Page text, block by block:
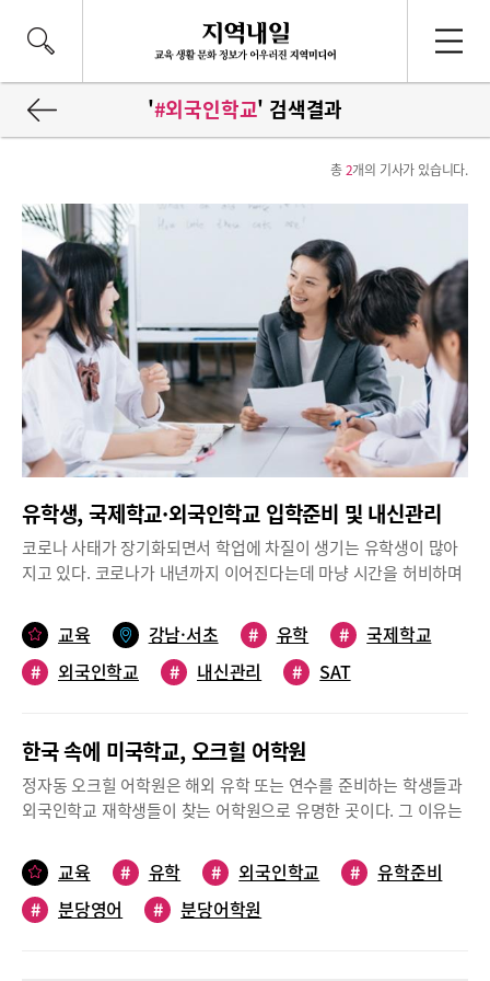
'#외국인학교' 검색결과
총2개의 기사가 있습니다.
유학생, 국제학교·외국인학교 입학준비 및 내신관리
코로나 사태가 장기화되면서 학업에 차질이 생기는 유학생이 많아
지고 있다. 코로나가 내년까지 이어진다는데 마냥 시간을 허비하며
긴장감을 유지하면서 나에게 꼭 필요한 맞춤 수업을 듣길 원하는 국
제학교 및 외국인학교 학생과 유학생을 위해 ‘아이비프렙잉글리
시’를 소개한다.SAT, SSAT, 토플 등 입학시험은 물론 국제학교·외
았다.미국대학 입학을 위한 전 과목 내신과 입학시험 준비‘아이비프
렙잉글리시’는 100% 관리형 유학 및 소수정예 영어 프로그램으로
대치동 학부모들에게 입소문이 자자한 곳이다. 김 대표는 그동안 안
정적으로 발전시켜온 영어학원과 유학 프로그램을 기반으로 국제
그램을 시작했다. 이 수업을 시작한 계기는 무엇일까.김 대표는 “‘아
이비프렙잉글리시’의 역사가 쌓이면서 그동안 저희와 함께 영어를
배우고 유학을 다녀온 학생들의 학년이 점차 높아졌습니다. 제 딸을
교육 강남·서초 # 유학 #
국제학교
#
외국인학교 # 내신관리 #
SAT
한국 속에 미국학교, 오크힐 어학원
정자동 오크힐 어학원은 해외 유학 또는 연수를 준비하는 학생들과
외국인학교 재학생들이 찾는 어학원으로 유명한 곳이다. 그 이유는
과목 선행수업으로 현지의 ‘감’을 익히다 오크힐 어학원의 Tony 원
장은 “우리 어학원은 미국 초·중등 교육과정의 정규 학교 수업과 동
일한 프로그램으로 수업을 진행한다”고 밝히며, “과학, 사회, 세계
교육 # 유학 # 외국인학교 #
유학준비
#
분당영어 # 분당어학원